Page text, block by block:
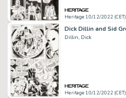
Heritage 10/12/2022 (CET)
Dillin, Dick
Heritage 10/12/2022 (CET)